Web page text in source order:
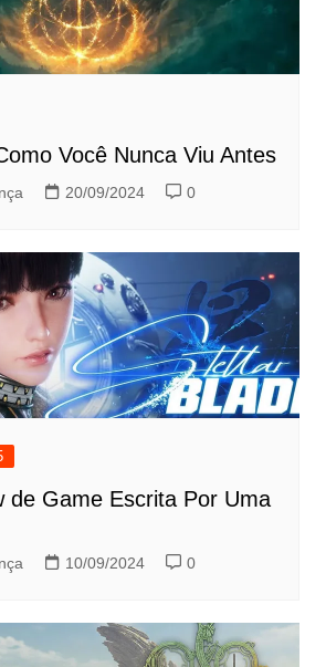
Você Nunca Viu Antes
20/09/2024 0
de Game Escrita Por Uma
10/09/2024 0